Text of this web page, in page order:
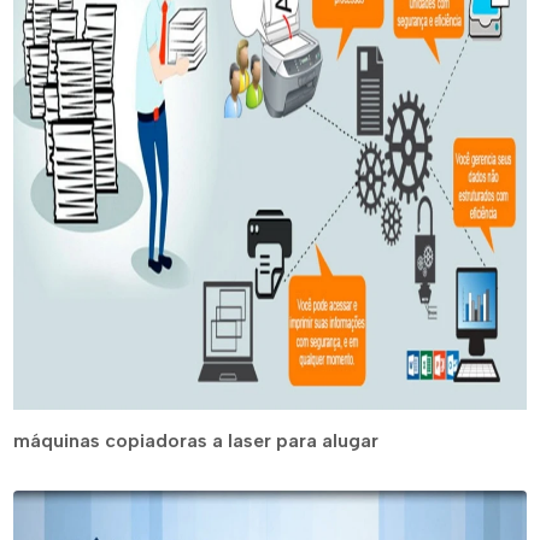
máquinas copiadoras a laser para alugar